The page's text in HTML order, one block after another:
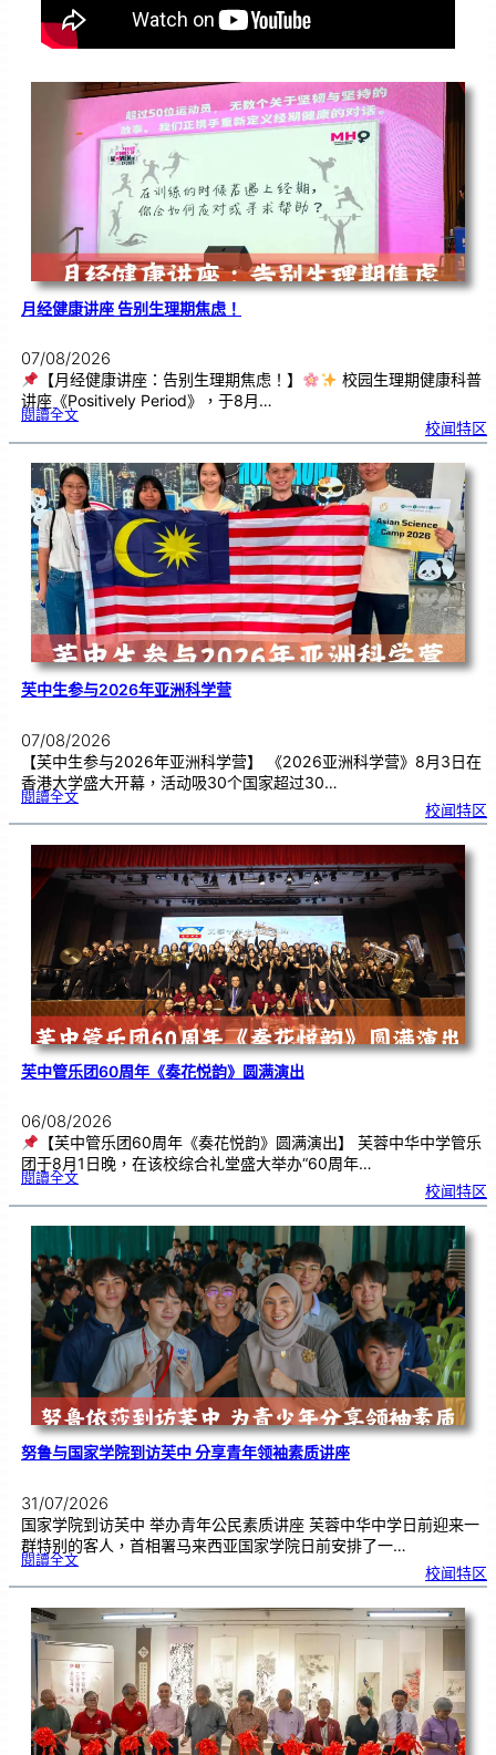
月经健康讲座 告别生理期焦虑！
07/08/2026
【月经健康讲座：告别生理期焦虑！】
校园生理期健康科普
讲座《Positively Period》，于8月…
閱讀全文:月
康
座
告
别
生
理
期
焦
虑
！
校闻特区
芙中生参与2026年亚洲科学营
07/08/2026
【芙中生参与2026年亚洲科学营】 《2026亚洲科学营》8月3日在
香港大学盛大开幕，活动吸30个国家超过30…
閱讀全文:芙
参
2
0
2
6
年
亚
洲科
校闻特区
芙中管乐团60周年《奏花悦韵》圆满演出
06/08/2026
【芙中管乐团60周年《奏花悦韵》圆满演出】 芙蓉中华中学管乐
团于8月1日晚，在该校综合礼堂盛大举办“60周年…
閱讀全文:芙
乐
6
0
《
奏
花
悦
韵
》
圆
满
演
出
校闻特区
努鲁与国家学院到访芙中 分享青年领袖素质讲座
31/07/2026
国家学院到访芙中 举办青年公民素质讲座 芙蓉中华中学日前迎来一
群特别的客人，首相署马来西亚国家学院日前安排了一…
閱讀全文:努
国
学
院
到
访
中
分
享
青
年
领
袖
素
质
讲
座
校闻特区